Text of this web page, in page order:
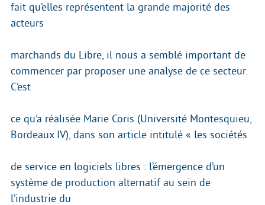
fait qu’elles représentent la grande majorité des
acteurs
marchands du Libre, il nous a semblé important de
commencer par proposer une analyse de ce secteur.
C’est
ce qu’a réalisée Marie Coris (Université Montesquieu,
Bordeaux IV), dans son article intitulé « les sociétés
de service en logiciels libres : l’émergence d’un
système de production alternatif au sein de
l’industrie du